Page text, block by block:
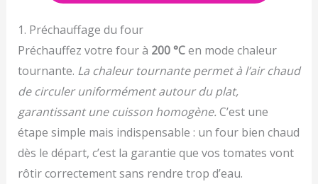
1. Préchauffage du four
Préchauffez votre four à 200 °Cen mode chaleur
tournante. La chaleur tournante permet à l’air chaud
de circuler uniformément autour du plat,
garantissant une cuisson homogène. C’est une
étape simple mais indispensable : un four bien chaud
dès le départ, c’est la garantie que vos tomates vont
rôtir correctement sans rendre trop d’eau.